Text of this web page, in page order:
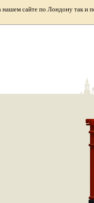
нашем сайте по Лондону так и